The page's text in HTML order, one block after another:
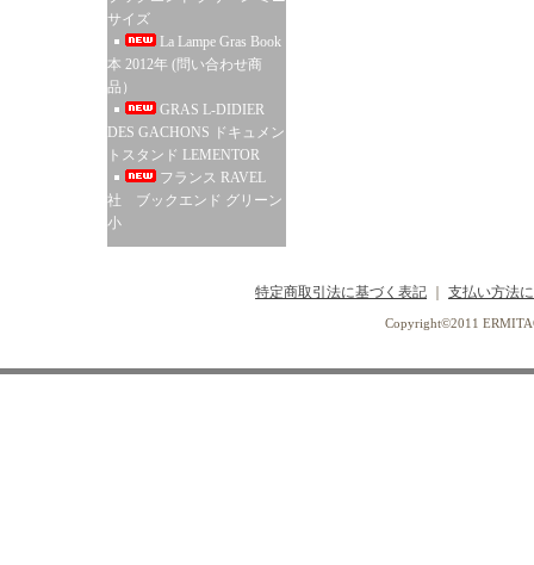
サイズ
La Lampe Gras Book
本 2012年 (問い合わせ商
品）
GRAS L-DIDIER
DES GACHONS ドキュメン
トスタンド LEMENTOR
フランス RAVEL
社 ブックエンド グリーン
小
特定商取引法に基づく表記 支払い方法
Copyright©2011